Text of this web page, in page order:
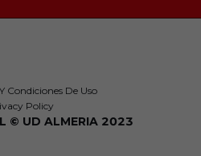
Condiciones De Uso
Policy
© UD ALMERIA 2023